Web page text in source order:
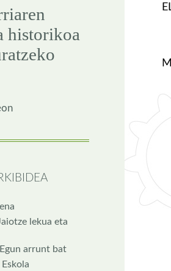
historikoa
lekua eta
arrunt bat
Eskola